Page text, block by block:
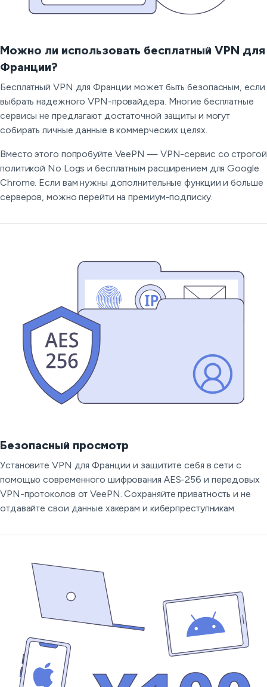
Можно ли использовать бесплатный VPN для
Франции?
Бесплатный VPN для Франции может быть безопасным, если
выбрать надежного VPN-провайдера. Многие бесплатные
сервисы не предлагают достаточной защиты и могут
собирать личные данные в коммерческих целях.
Вместо этого попробуйте VeePN — VPN-сервис со строгой
политикой No Logs и бесплатным расширением для Google
Chrome. Если вам нужны дополнительные функции и больше
серверов, можно перейти на премиум-подписку.
Безопасный просмотр
Установите VPN для Франции и защитите себя в сети с
помощью современного шифрования AES-256 и передовых
VPN-протоколов от VeePN. Сохраняйте приватность и не
отдавайте свои данные хакерам и киберпреступникам.